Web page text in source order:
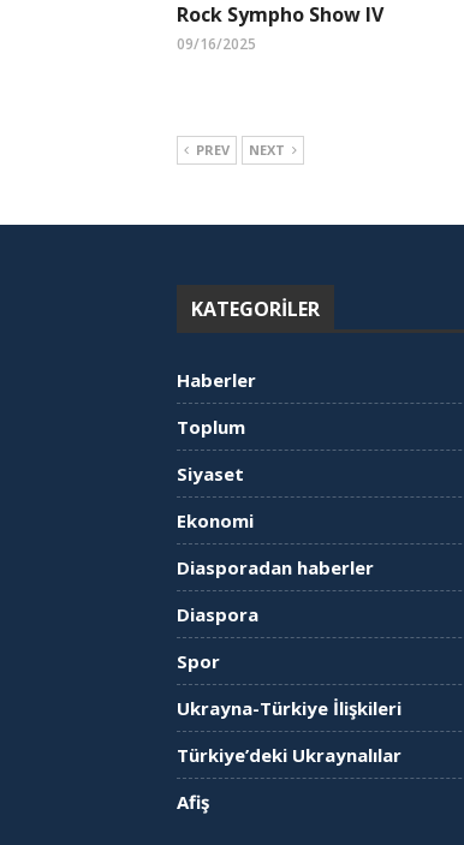
Rock Sympho Show IV
09/16/2025
PREV NEXT
KATEGORILER
Haberler
Toplum
Siyaset
Ekonomi
Diasporadan haberler
Diaspora
Spor
Ukrayna-Türkiye İlişkileri
Türkiye’deki Ukraynalılar
Afiş